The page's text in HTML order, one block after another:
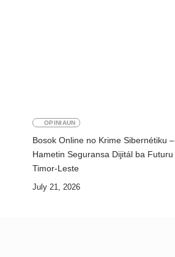
OPINIAUN
Bosok Online no Krime Sibernétiku –
Hametin Seguransa Dijitál ba Futuru
Timor-Leste
July 21, 2026